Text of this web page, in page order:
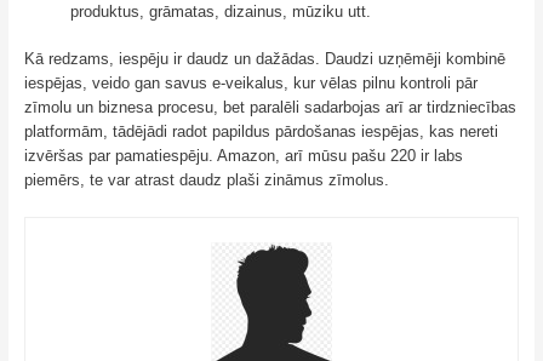
produktus, grāmatas, dizainus, mūziku utt.
Kā redzams, iespēju ir daudz un dažādas. Daudzi uzņēmēji kombinē
iespējas, veido gan savus e-veikalus, kur vēlas pilnu kontroli pār
zīmolu un biznesa procesu, bet paralēli sadarbojas arī ar tirdzniecības
platformām, tādējādi radot papildus pārdošanas iespējas, kas nereti
izvēršas par pamatiespēju. Amazon, arī mūsu pašu 220 ir labs
piemērs, te var atrast daudz plaši zināmus zīmolus.